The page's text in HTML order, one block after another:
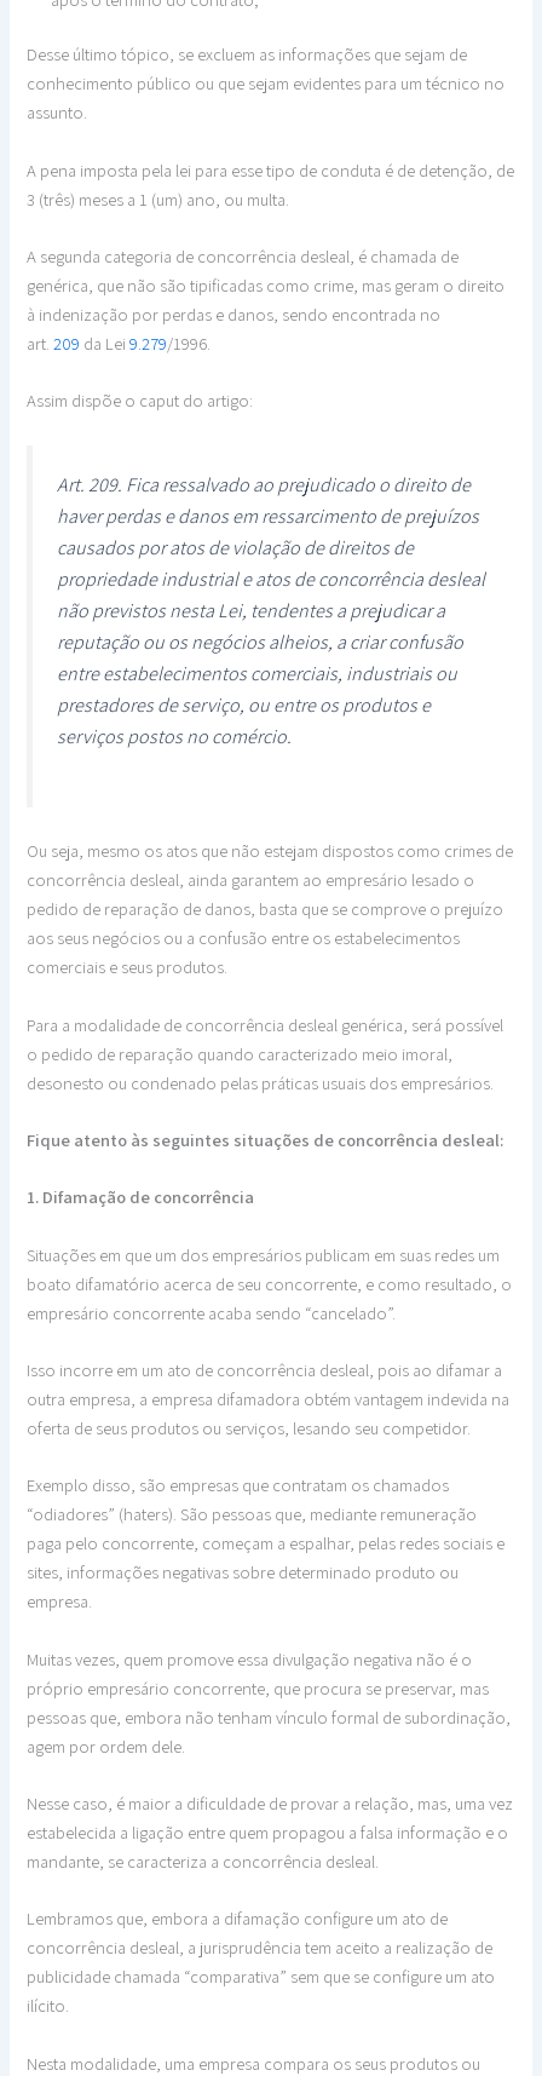
Desse último tópico, se excluem as informações que sejam de
conhecimento público ou que sejam evidentes para um técnico no
assunto.
A pena imposta pela lei para esse tipo de conduta é de detenção, de
3 (três) meses a 1 (um) ano, ou multa.
A segunda categoria de concorrência desleal, é chamada de
genérica, que não são tipificadas como crime, mas geram o direito
à indenização por perdas e danos, sendo encontrada no
art.209 da Lei9.279/1996.
Assim dispõe o caput do artigo:
Art. 209. Fica ressalvado ao prejudicado o direito de
haver perdas e danos em ressarcimento de prejuízos
causados por atos de violação de direitos de
propriedade industrial e atos de concorrência desleal
não previstos nesta Lei, tendentes a prejudicar a
reputação ou os negócios alheios, a criar confusão
entre estabelecimentos comerciais, industriais ou
prestadores de serviço, ou entre os produtos e
serviços postos no comércio.
Ou seja, mesmo os atos que não estejam dispostos como crimes de
concorrência desleal, ainda garantem ao empresário lesado o
pedido de reparação de danos, basta que se comprove o prejuízo
aos seus negócios ou a confusão entre os estabelecimentos
comerciais e seus produtos.
Para a modalidade de concorrência desleal genérica, será possível
o pedido de reparação quando caracterizado meio imoral,
desonesto ou condenado pelas práticas usuais dos empresários.
Fique atento às seguintes situações de concorrência desleal:
1. Difamação de concorrência
Situações em que um dos empresários publicam em suas redes um
boato difamatório acerca de seu concorrente, e como resultado, o
empresário concorrente acaba sendo “cancelado”.
Isso incorre em um ato de concorrência desleal, pois ao difamar a
outra empresa, a empresa difamadora obtém vantagem indevida na
oferta de seus produtos ou serviços, lesando seu competidor.
Exemplo disso, são empresas que contratam os chamados
“odiadores” (haters). São pessoas que, mediante remuneração
paga pelo concorrente, começam a espalhar, pelas redes sociais e
sites, informações negativas sobre determinado produto ou
empresa.
Muitas vezes, quem promove essa divulgação negativa não é o
próprio empresário concorrente, que procura se preservar, mas
pessoas que, embora não tenham vínculo formal de subordinação,
agem por ordem dele.
Nesse caso, é maior a dificuldade de provar a relação, mas, uma vez
estabelecida a ligação entre quem propagou a falsa informação e o
mandante, se caracteriza a concorrência desleal.
Lembramos que, embora a difamação configure um ato de
concorrência desleal, a jurisprudência tem aceito a realização de
publicidade chamada “comparativa” sem que se configure um ato
ilícito.
Nesta modalidade, uma empresa compara os seus produtos ou